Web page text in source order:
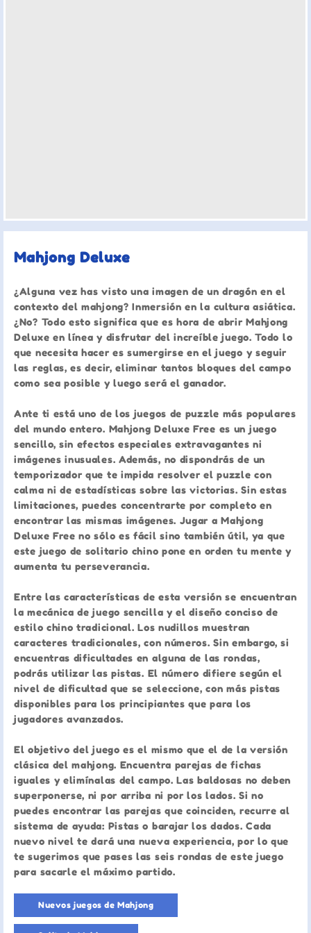
Mahjong Deluxe
¿Alguna vez has visto una imagen de un dragón en el
contexto del mahjong? Inmersión en la cultura asiática.
¿No? Todo esto significa que es hora de abrir Mahjong
Deluxe en línea y disfrutar del increíble juego. Todo lo
que necesita hacer es sumergirse en el juego y seguir
las reglas, es decir, eliminar tantos bloques del campo
como sea posible y luego será el ganador.
Ante ti está uno de los juegos de puzzle más populares
del mundo entero. Mahjong Deluxe Free es un juego
sencillo, sin efectos especiales extravagantes ni
imágenes inusuales. Además, no dispondrás de un
temporizador que te impida resolver el puzzle con
calma ni de estadísticas sobre las victorias. Sin estas
limitaciones, puedes concentrarte por completo en
encontrar las mismas imágenes. Jugar a Mahjong
Deluxe Free no sólo es fácil sino también útil, ya que
este juego de solitario chino pone en orden tu mente y
aumenta tu perseverancia.
Entre las características de esta versión se encuentran
la mecánica de juego sencilla y el diseño conciso de
estilo chino tradicional. Los nudillos muestran
caracteres tradicionales, con números. Sin embargo, si
encuentras dificultades en alguna de las rondas,
podrás utilizar las pistas. El número difiere según el
nivel de dificultad que se seleccione, con más pistas
disponibles para los principiantes que para los
jugadores avanzados.
El objetivo del juego es el mismo que el de la versión
clásica del mahjong. Encuentra parejas de fichas
iguales y elimínalas del campo. Las baldosas no deben
superponerse, ni por arriba ni por los lados. Si no
puedes encontrar las parejas que coinciden, recurre al
sistema de ayuda: Pistas o barajar los dados. Cada
nuevo nivel te dará una nueva experiencia, por lo que
te sugerimos que pases las seis rondas de este juego
para sacarle el máximo partido.
Nuevos juegos de Mahjong